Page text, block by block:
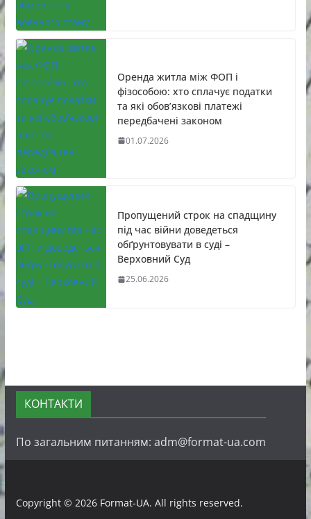
Оренда житла між ФОП і
фізособою: хто сплачує податки
та які обов’язкові платежі
передбачені законом
01.07.2026
Пропущений строк на спадщину
під час війни доведеться
обґрунтовувати в суді –
Верховний Суд
25.06.2026
КОНТАКТИ
По загальним питанням: adm@format-ua.com
Copyright © 2026 Format-UA. All rights reserved.